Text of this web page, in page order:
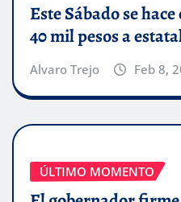
Este Sábado se
40 mil pesos a
Alvaro Trejo Feb 8,
ÚLTIMO MOMENTO